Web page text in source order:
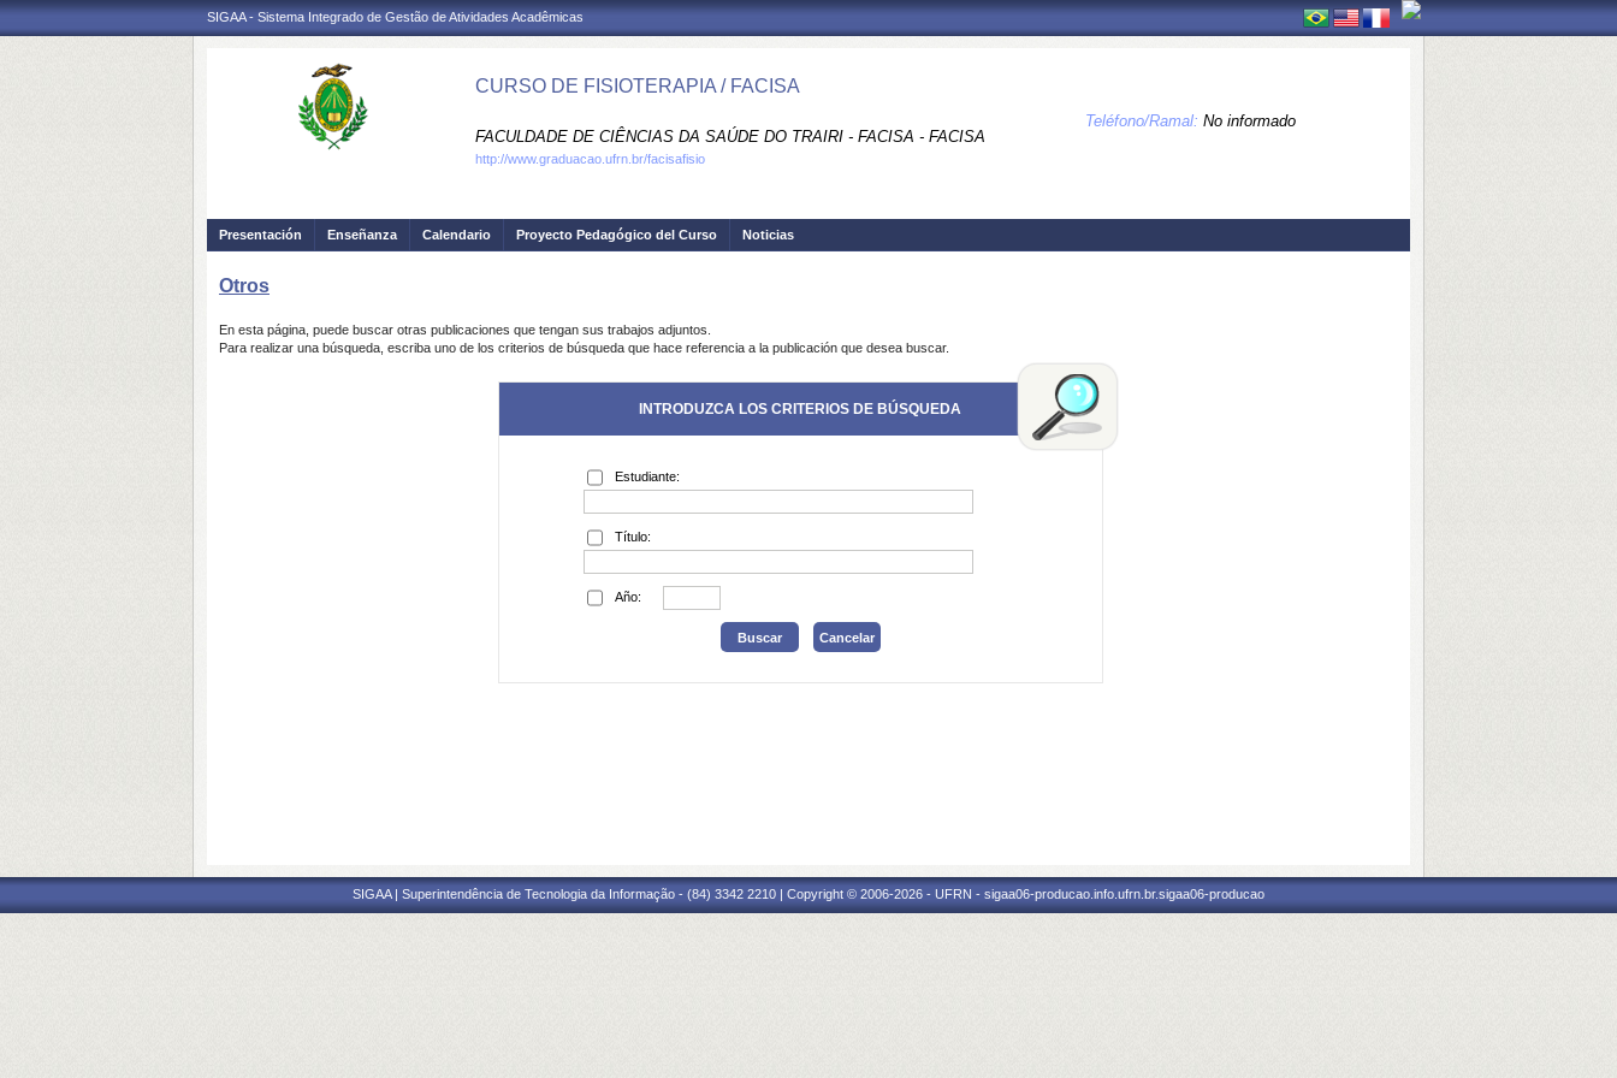
SIGAA - Sistema Integrado de Gestão de Atividades Acadêmicas
CURSO DE FISIOTERAPIA / FACISA
FACULDADE DE CIÊNCIAS DA SAÚDE DO TRAIRI - FACISA - FACISA
Teléfono/Ramal: No informado
http://www.graduacao.ufrn.br/facisafisio
Presentación Enseñanza Calendario Proyecto Pedagógico del Curso Noticias
Otros
En esta página, puede buscar otras publicaciones que tengan sus trabajos adjuntos.
Para realizar una búsqueda, escriba uno de los criterios de búsqueda que hace referencia a la publicación que desea buscar.
INTRODUZCA LOS CRITERIOS DE BÚSQUEDA
Estudiante:
Título:
Año:
SIGAA | Superintendência de Tecnologia da Informação - (84) 3342 2210 | Copyright © 2006-2026 - UFRN - sigaa06-producao.info.ufrn.br.sigaa06-producao